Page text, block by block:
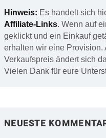
Hinweis: Es handelt sich
Affiliate-Links. Wenn auf
geklickt und ein Einkauf
erhalten wir eine Provision.
Verkaufspreis ändert sich
Vielen Dank für eure
NEUESTE